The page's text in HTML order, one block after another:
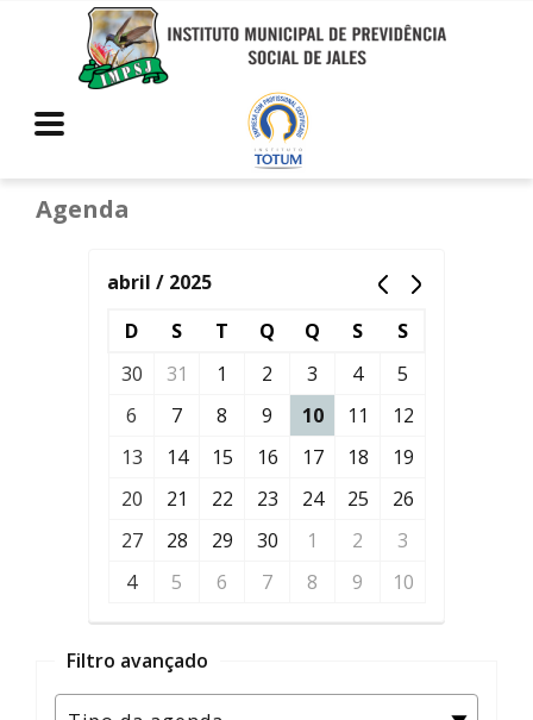
Agenda
abril / 2025
D
S T Q Q S
S
30
31 1 2 3 4
5
6
7 8 9 10 11
12
13
14 15 16 17 18
19
20
21 22 23 24 25
26
27
28 29 30 1 2
3
4
5 6 7 8 9 10
Filtro avançado